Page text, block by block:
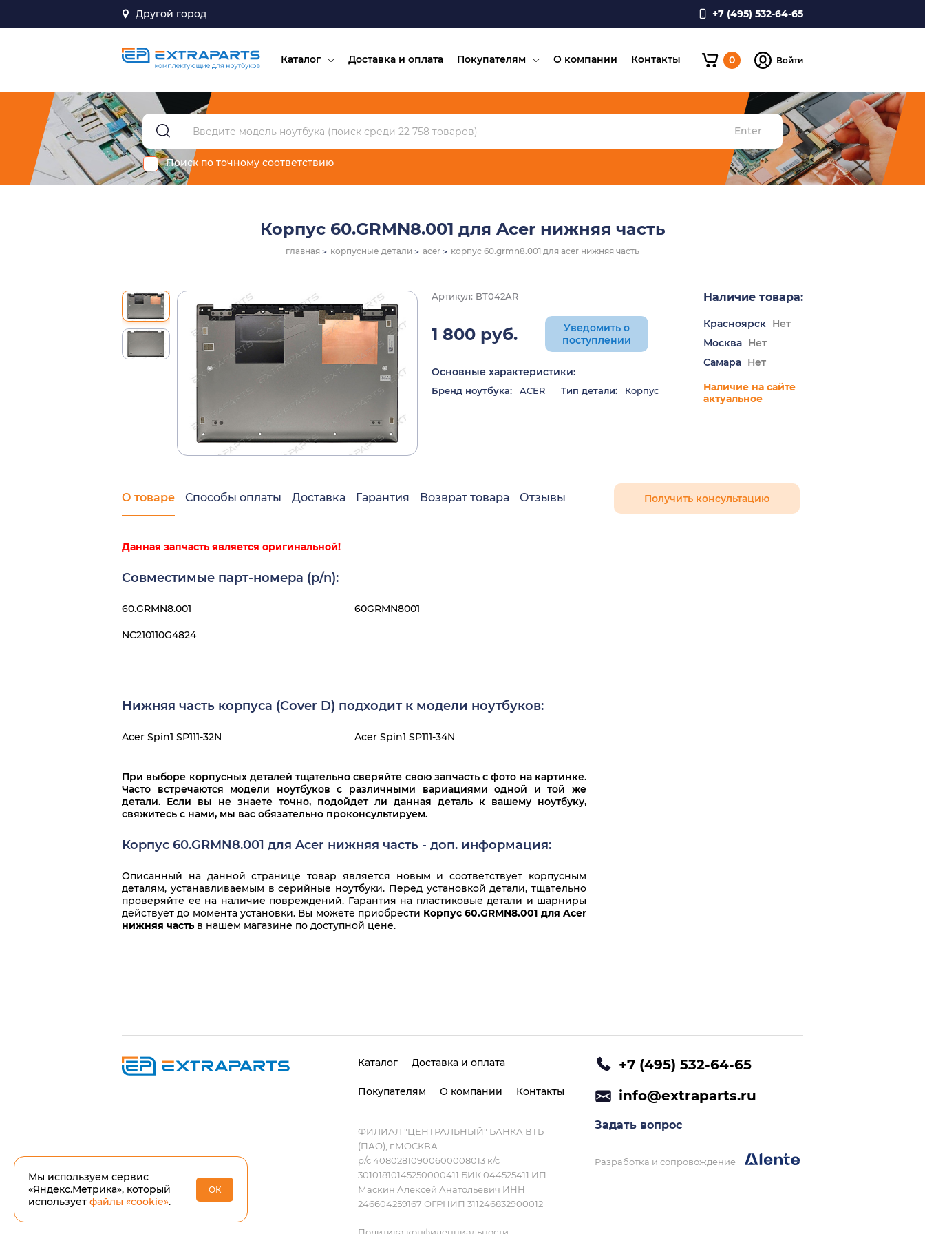
Другой город +7 (495) 532-64-65
Каталог Доставка и оплата Покупателям О компании Контакты 0 Войти
Enter
Поиск по точному соответствию
Корпус 60.GRMN8.001 для Acer нижняя часть
главная корпусные детали acer корпус 60.grmn8.001 для acer нижняя часть
Артикул: BT042AR
1 800 руб.
Уведомить о
поступлении
Основные характеристики:
Бренд ноутбука: ACER Тип детали: Корпус
Наличие товара:
Красноярск Нет
Москва Нет
Самара Нет
Наличие на сайте
актуальное
О товаре Способы оплаты Доставка Гарантия Возврат товара Отзывы
Данная запчасть является оригинальной!
Совместимые парт-номера (p/n):
60.GRMN8.001 60GRMN8001
NC210110G4824
Нижняя часть корпуса (Cover D) подходит к модели ноутбуков:
Acer Spin1 SP111-32N Acer Spin1 SP111-34N
При выборе корпусных деталей тщательно сверяйте свою запчасть с фото на картинке.
Часто встречаются модели ноутбуков с различными вариациями одной и той же
детали. Если вы не знаете точно, подойдет ли данная деталь к вашему ноутбуку,
свяжитесь с нами, мы вас обязательно проконсультируем.
Корпус 60.GRMN8.001 для Acer нижняя часть - доп. информация:
Описанный на данной странице товар является новым и соответствует корпусным
деталям, устанавливаемым в серийные ноутбуки. Перед установкой детали, тщательно
проверяйте ее на наличие повреждений. Гарантия на пластиковые детали и шарниры
действует до момента установки. Вы можете приобрести Корпус 60.GRMN8.001 для Acer
нижняя часть в нашем магазине по доступной цене.
Получить консультацию
Каталог Доставка и оплата
Покупателям О компании Контакты
ФИЛИАЛ "ЦЕНТРАЛЬНЫЙ" БАНКА ВТБ
(ПАО), г.МОСКВА
р/с 40802810900600008013 к/с
30101810145250000411 БИК 044525411 ИП
Маскин Алексей Анатольевич ИНН
246604259167 ОГРНИП 311246832900012
+7 (495) 532-64-65
info@extraparts.ru
Задать вопрос
Разработка и сопровождение
Мы используем сервис
«Яндекс.Метрика», который
использует файлы «cookie».
ОК